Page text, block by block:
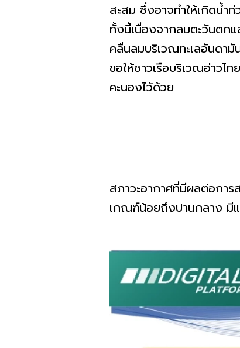
สะสม ซึ่งอาจทำให้เกิดน้ำ
ทั้งนี้เนื่องจากลมตะวันตก
คลื่นลมบริเวณทะเลอันดา
ขอให้ชาวเรือบริเวณอ่าวไ
คะนองไว้ด้วย
สภาวะอากาศที่มีผลต่อกา
เกณฑ์น้อยถึงปานกลาง มี